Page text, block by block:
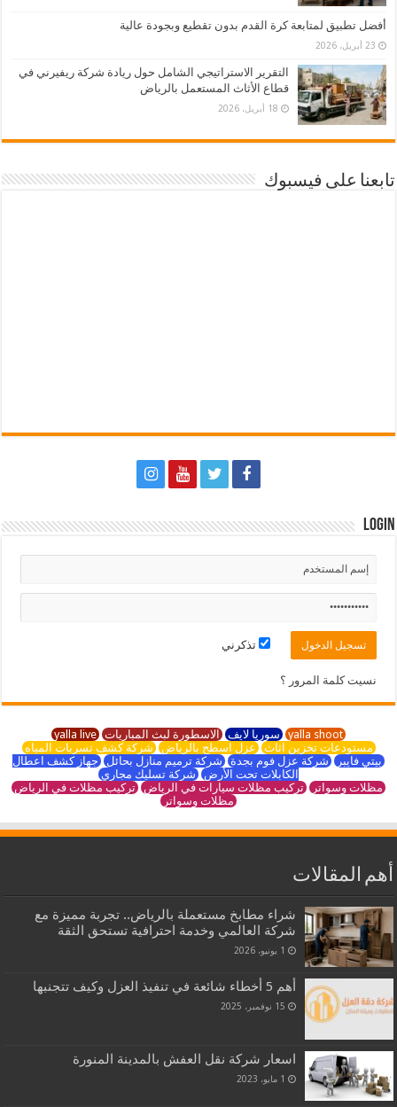
أفضل تطبيق لمتابعة كرة القدم بدون تقطيع وبجودة عالية
23 أبريل، 2026
التقرير الاستراتيجي الشامل حول ريادة شركة ريفيرني في
قطاع الأثاث المستعمل بالرياض
18 أبريل، 2026
تابعنا على فيسبوك
Login
تذكرني
نسيت كلمة المرور ؟
yalla shoot سوريا لايف الاسطورة لبث المباريات yalla live
مستودعات تخزين اثاث عزل اسطح بالرياض شركة كشف تسربات المياه
بيتي فايبر شركة عزل فوم بجدة شركة ترميم منازل بحائل جهاز كشف اعطال
الكابلات تحت الأرض شركة تسليك مجاري
مظلات وسواتر تركيب مظلات سيارات في الرياض تركيب مظلات في الرياض
مظلات وسواتر
أهم المقالات
شراء مطابخ مستعملة بالرياض.. تجربة مميزة مع
شركة العالمي وخدمة احترافية تستحق الثقة
1 يونيو، 2026
أهم 5 أخطاء شائعة في تنفيذ العزل وكيف تتجنبها
15 نوفمبر، 2025
اسعار شركة نقل العفش بالمدينة المنورة
1 مايو، 2023